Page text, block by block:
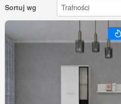
Sortuj wg